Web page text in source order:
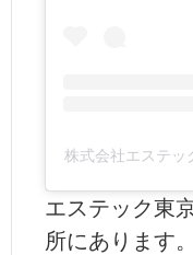
株式会社エステッ
エステック東
所にあります。